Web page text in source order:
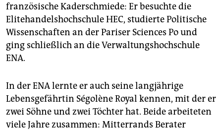
französische Kaderschmiede: Er besuchte die
Elitehandelshochschule HEC, studierte Politische
Wissenschaften an der Pariser Sciences Po und
ging schließlich an die Verwaltungshochschule
ENA.
In der ENA lernte er auch seine langjährige
Lebensgefährtin Ségolène Royal kennen, mit der er
zwei Söhne und zwei Töchter hat. Beide arbeiteten
viele Jahre zusammen: Mitterrands Berater